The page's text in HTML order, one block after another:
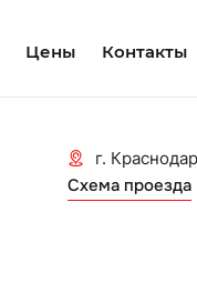
Цены Контакты
г.
Схема проезда